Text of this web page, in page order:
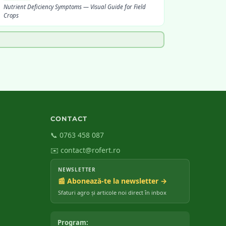
Nutrient Deficiency Symptoms — Visual Guide for Field
Crops
CONTACT
📞 0763 458 087
✉️ contact@rofert.ro
NEWSLETTER
📰 Abonează-te la newsletter →
Sfaturi agro și articole noi direct în inbox
Program: